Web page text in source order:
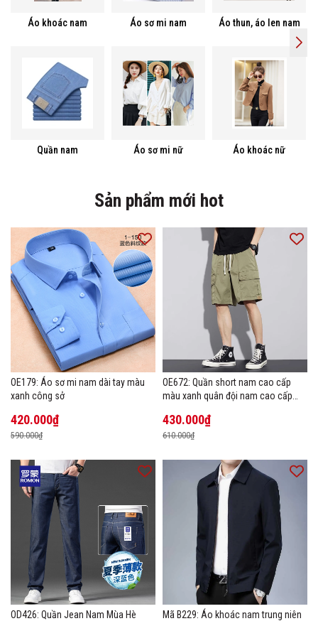
Áo khoác nam Áo sơ mi nam Áo thun, áo len nam
Quần nam Áo sơ mi nữ Áo khoác nữ
Sản phẩm mới hot
OE179: Áo sơ mi nam dài tay màu
xanh công sở
420.000₫
590.000₫
OE672: Quần short nam cao cấp
màu xanh quân đội nam cao cấp
430.000₫
610.000₫
OD426: Quần Jean Nam Mùa Hè
Mã B229: Áo khoác nam trung niên